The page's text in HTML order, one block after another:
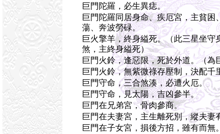
巨門陀羅，必生異痣。
巨門陀羅同居身命、疾厄宮，主貧困
蕩、奔波勞碌。
巨火擎羊，終身縊死。（此三星坐守
煞，主終身縊死）
巨門火鈴，逢惡限，死於外道。（為
巨門火鈴，無紫微祿存壓制，決配千
巨門守命，三合煞湊，必遭火厄。
巨門守命，見太陽，吉凶參半。
巨門在兄弟宮，骨肉參商。
巨門在夫妻宮，主生離死別，縱夫妻
巨門在子女宮，損後方招，雖有而無